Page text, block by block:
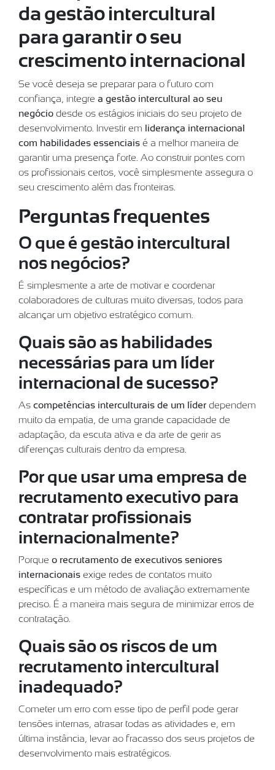
da gestão intercultural
para garantir o seu
crescimento internacional
Se você deseja se preparar para o futuro com
confiança, integre a gestão intercultural ao seu
negócio desde os estágios iniciais do seu projeto de
desenvolvimento. Investir em liderança internacional
com habilidades essenciais é a melhor maneira de
garantir uma presença forte. Ao construir pontes com
os profissionais certos, você simplesmente assegura o
seu crescimento além das fronteiras.
Perguntas frequentes
O que é gestão intercultural
nos negócios?
É simplesmente a arte de motivar e coordenar
colaboradores de culturas muito diversas, todos para
alcançar um objetivo estratégico comum.
Quais são as habilidades
necessárias para um líder
internacional de sucesso?
As competências interculturais de um líder dependem
muito da empatia, de uma grande capacidade de
adaptação, da escuta ativa e da arte de gerir as
diferenças culturais dentro da empresa.
Por que usar uma empresa de
recrutamento executivo para
contratar profissionais
internacionalmente?
Porque o recrutamento de executivos seniores
internacionais exige redes de contatos muito
específicas e um método de avaliação extremamente
preciso. É a maneira mais segura de minimizar erros de
contratação.
Quais são os riscos de um
recrutamento intercultural
inadequado?
Cometer um erro com esse tipo de perfil pode gerar
tensões internas, atrasar todas as atividades e, em
última instância, levar ao fracasso dos seus projetos de
desenvolvimento mais estratégicos.